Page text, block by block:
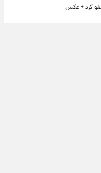
لغو کرد + عکس